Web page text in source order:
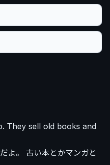
They sell old books and
よ。 古い本とかマンガと